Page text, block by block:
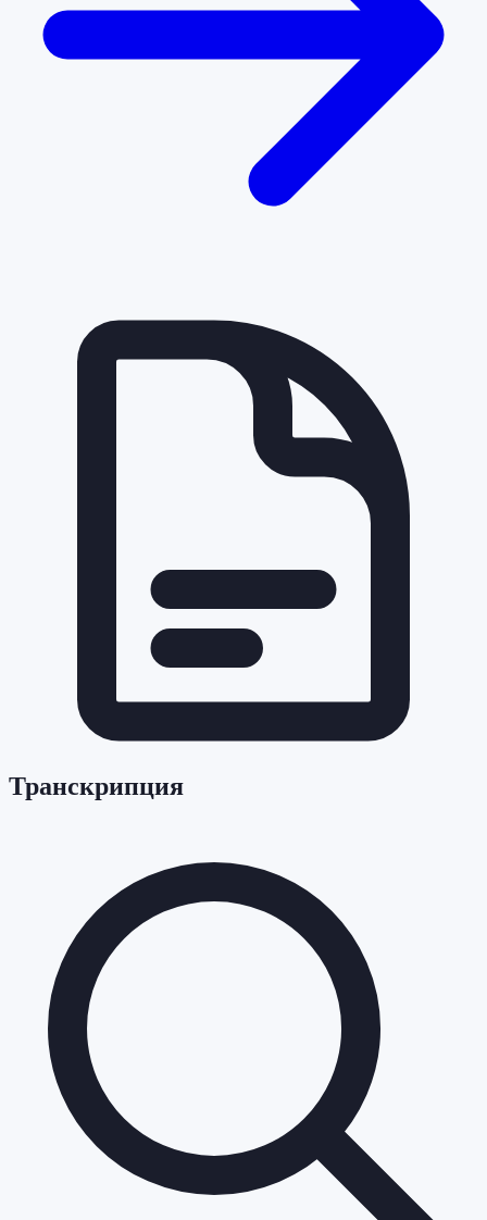
Транскрипция